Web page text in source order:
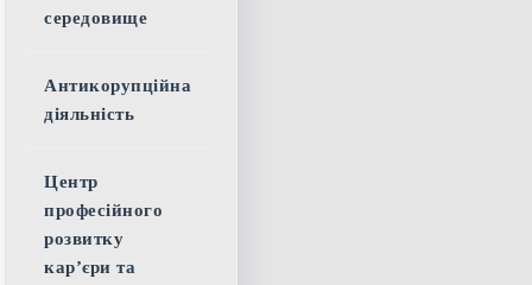
середовище
Антикорупційна
діяльність
Центр
професійного
розвитку
кар’єри та